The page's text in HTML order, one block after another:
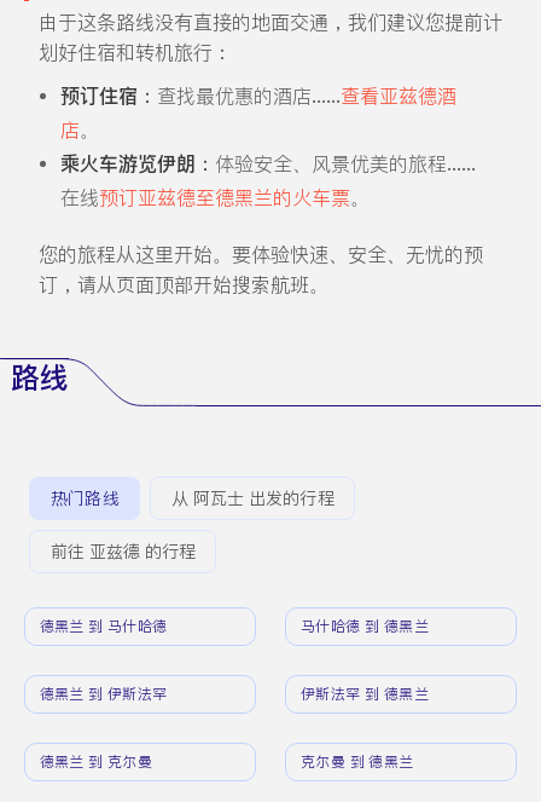
由于这条路线没有直接的地面交通，我们建议您提前计
划好住宿和转机旅行：
预订住宿： 查找最优惠的酒店......查看亚兹德酒
店。
乘火车游览伊朗： 体验安全、风景优美的旅程......
在线预订亚兹德至德黑兰的火车票。
您的旅程从这里开始。要体验快速、安全、无忧的预
订，请从页面顶部开始搜索航班。
路线
热门路线 从 阿瓦士 出发的行程
前往 亚兹德 的行程
德黑兰 到 马什哈德 马什哈德 到 德黑兰
德黑兰 到 伊斯法罕 伊斯法罕 到 德黑兰
德黑兰 到 克尔曼 克尔曼 到 德黑兰